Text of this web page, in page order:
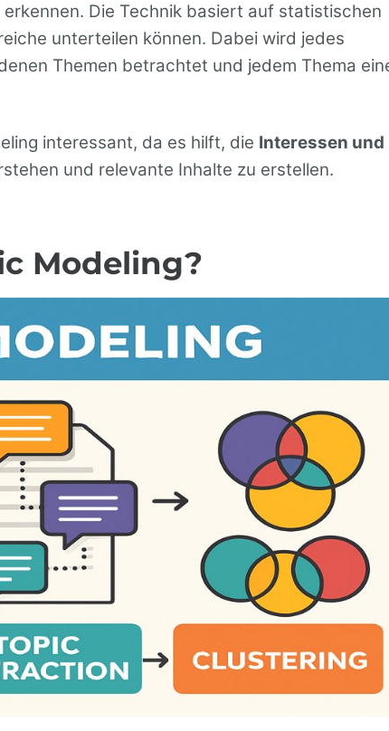
erkennen. Die Technik basiert auf statistischen
unterteilen können. Dabei wird jedes
Themen betrachtet und jedem Thema
interessant, da es hilft, die Interessen und
und relevante Inhalte zu erstellen.
Modeling?